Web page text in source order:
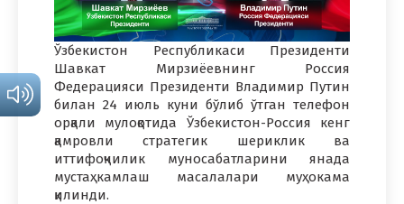
Ўзбекистон Республикаси Президенти
Шавкат Мирзиёевнинг Россия
Федерацияси Президенти Владимир Путин
билан 24 июль куни бўлиб ўтган телефон
орқали мулоқотида Ўзбекистон-Россия кенг
қамровли стратегик шериклик ва
иттифоқчилик муносабатларини янада
мустаҳкамлаш масалалари муҳокама
қилинди.